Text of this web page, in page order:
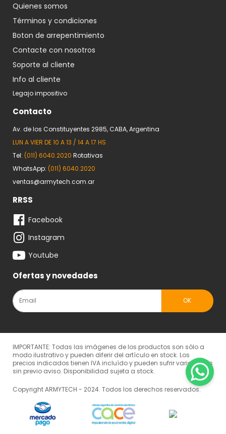
Quienes somos
Términos y condiciones
Boton de arrepentimiento
Contacte con nosotros
Soporte al cliente
Info al cliente
Legajo impositivo
Contacto
Av. de los Constituyentes 2985, CABA, Argentina
LUN A VIER DE 10 A 13 / 14 A 17 HS
Tel: (011) 6040.2020 Rotativas
WhatsApp: (011) 6040.2020
ventas@armytech.com.ar
RRSS
Facebook
Instagram
Youtube
Ofertas y novedades
IMPORTANTE: Todas las imágenes de los productos son sólo a
modo ilustrativo y pueden diferir del artículo en stock. Los
precios indicados tienen IVA incluído y pueden sufrir variaciones
sin previo aviso. Disponibilidad sujeta a stock.
Copyright ARMYTECH - 2024. Todos los derechos reservados.